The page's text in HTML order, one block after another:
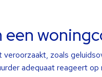
zoals
adequaat reageert